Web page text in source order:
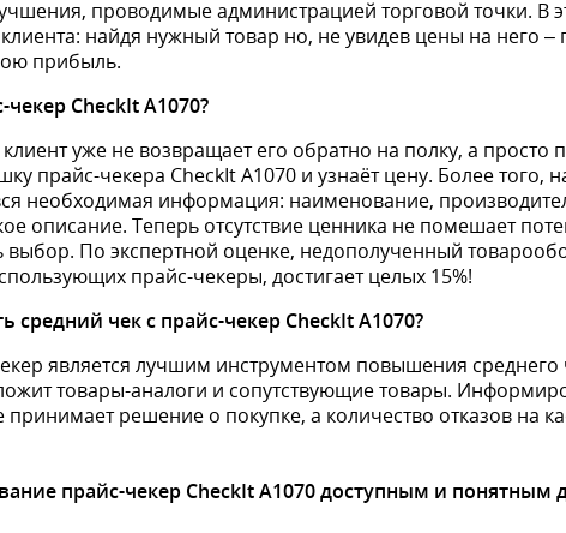
проводимые администрацией торговой точки. В
найдя нужный товар но, не увидев цены на него –
прибыль.
чекер CheckIt А1070?
уже не возвращает его обратно на полку, а просто
прайс-чекера CheckIt А1070 и узнаёт цену. Более того,
необходимая информация: наименование,
описание. Теперь отсутствие ценника не помешает
выбор. По экспертной оценке, недополученный
прайс-чекеры, достигает целых 15%!
чек с прайс-чекер CheckIt А1070?
является лучшим инструментом повышения среднего
товары-аналоги и сопутствующие товары.
принимает решение о покупке, а количество отказов на
прайс-чекер CheckIt А1070 доступным и